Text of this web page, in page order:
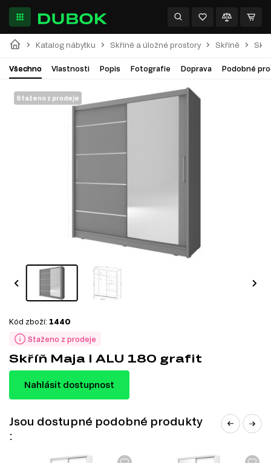
Katalog nábytku Skříně a úložné prostory Skříně
Všechno Vlastnosti Popis Fotografie Doprava Podobné
Staženo z prodeje
Staženo z prodeje
Kód zboží: 1440
Skříň Maja I ALU 180 grafit
Nahlásit dostupnost
Jsou dostupné podobné produkty
: